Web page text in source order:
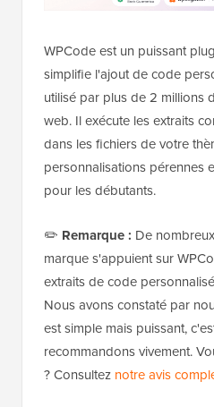
WPCode est un puissant
simplifie l'ajout de code
utilisé par plus de 2 millions
web. Il exécute les extraits
dans les fichiers de votre
pour les débutants.
✏️Remarque :De nombreux
marque s'appuient sur
extraits de code
Nous avons constaté par
est simple mais puissant,